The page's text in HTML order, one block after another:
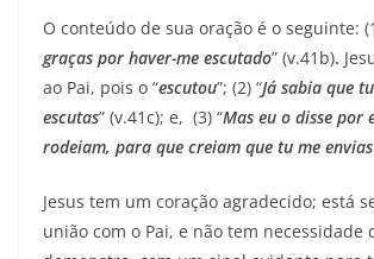
O conteúdo de sua oração é o seguinte:
graças por haver-me escutado” (v.41b).
ao Pai, pois o “escutou”; (2) “Já sabia que
escutas” (v.41c); e, (3) “Mas eu o disse por
rodeiam, para que creiam que tu me
Jesus tem um coração agradecido; está
união com o Pai, e não tem necessidade